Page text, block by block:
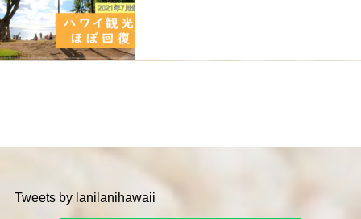
Tweets by lanilanihawaii